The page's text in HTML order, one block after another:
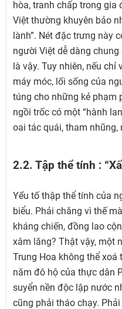
hòa, tranh chấp trong gia
Việt thường khuyên bảo
lành”. Nét đặc trưng này
người Việt dễ dàng
là vậy. Tuy nhiên, nếu
máy móc, lối sống của
túng cho những kẻ phạm
ngồi trốc có một “hành
oai tác quái, tham nhũng,
2.2. Tập thể tính :
Yếu tố thập thể tính của
biểu. Phải chăng vì thế
kháng chiến, đồng lao
xâm lăng? Thật vậy, một
Trung Hoa không thể
năm đô hộ của thực dân
suyển nền độc lập nước
cũng phải tháo chạy.